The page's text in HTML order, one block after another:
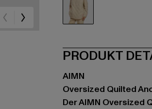
PRODUKT
AIMN
Oversized Quilted
Der AIMN Oversized